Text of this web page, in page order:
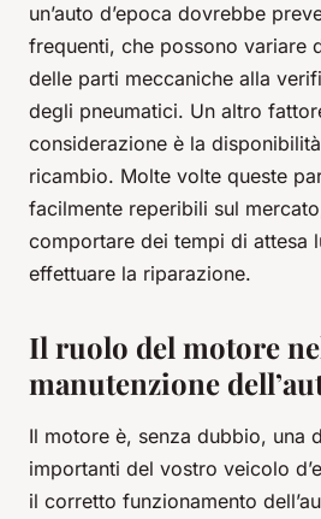
un’auto d’epoca dovrebbe
frequenti, che possono variare
delle parti meccaniche alla
degli pneumatici. Un altro
considerazione è la
ricambio. Molte volte queste
facilmente reperibili sul
comportare dei tempi di attesa
effettuare la riparazione.
Il ruolo del motore
manutenzione
Il motore è, senza dubbio, una
importanti del vostro veicolo
il corretto funzionamento